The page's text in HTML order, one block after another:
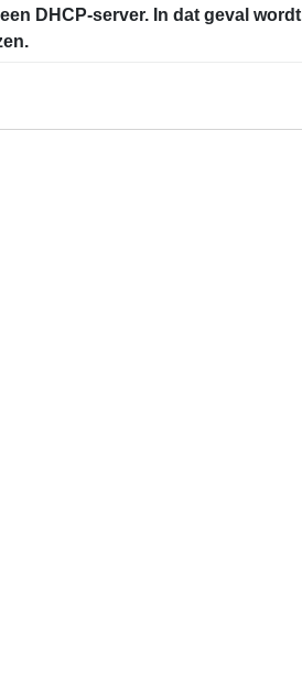
DHCP-server. In dat geval